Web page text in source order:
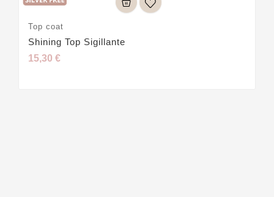
Top coat
Shining Top Sigillante
15,30 €